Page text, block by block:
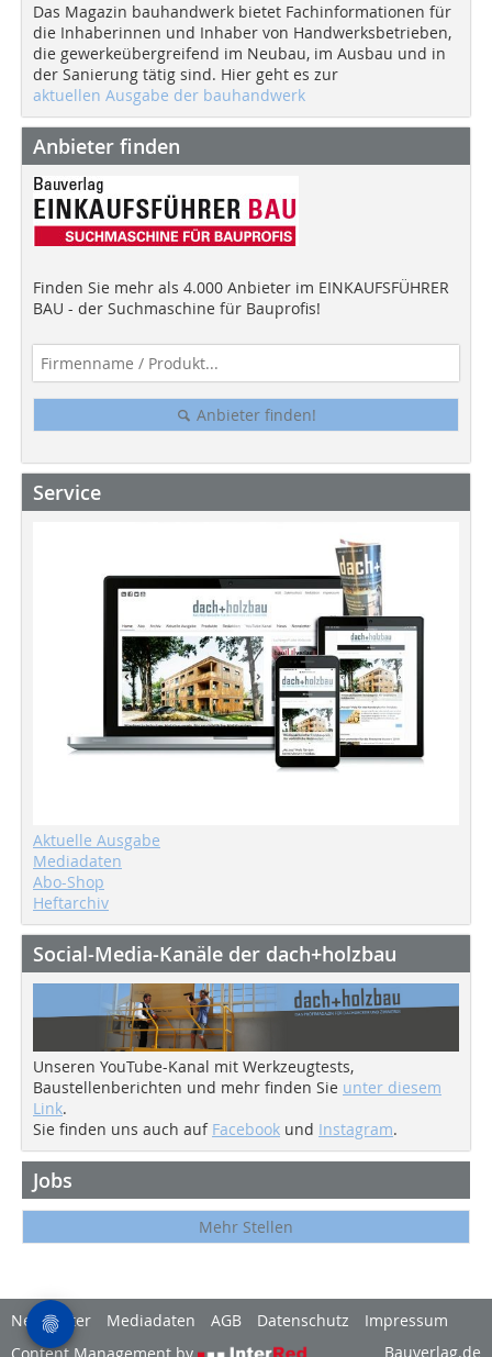
Das Magazin bauhandwerk bietet Fachinformationen für
die Inhaberinnen und Inhaber von Handwerksbetrieben,
die gewerkeübergreifend im Neubau, im Ausbau und in
der Sanierung tätig sind. Hier geht es zur
aktuellen Ausgabe der bauhandwerk
Anbieter finden
Finden Sie mehr als 4.000 Anbieter im EINKAUFSFÜHRER
BAU - der Suchmaschine für Bauprofis!
Anbieter finden!
Service
Aktuelle Ausgabe
Mediadaten
Abo-Shop
Heftarchiv
Social-Media-Kanäle der dach+holzbau
Unseren YouTube-Kanal mit Werkzeugtests,
Baustellenberichten und mehr finden Sie unter diesem
Link.
Sie finden uns auch auf Facebook und Instagram.
Jobs
Mehr Stellen
Newsletter Mediadaten AGB Datenschutz
Impressum
Bauverlag.de